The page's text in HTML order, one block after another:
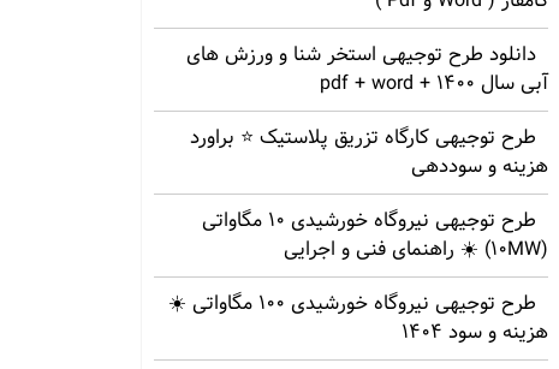
دانلود طرح توجیهی استخر شنا و ورزش های
آبی سال 1400 + pdf + word
طرح توجیهی کارگاه تزریق پلاستیک ⭐ براورد
هزینه و سوددهی
طرح توجیهی نیروگاه خورشیدی 10 مگاواتی
(10MW) ☀️ راهنمای فنی و اجرایی
طرح توجیهی نیروگاه خورشیدی 100 مگاواتی ☀️
هزینه‌ و سود 1404